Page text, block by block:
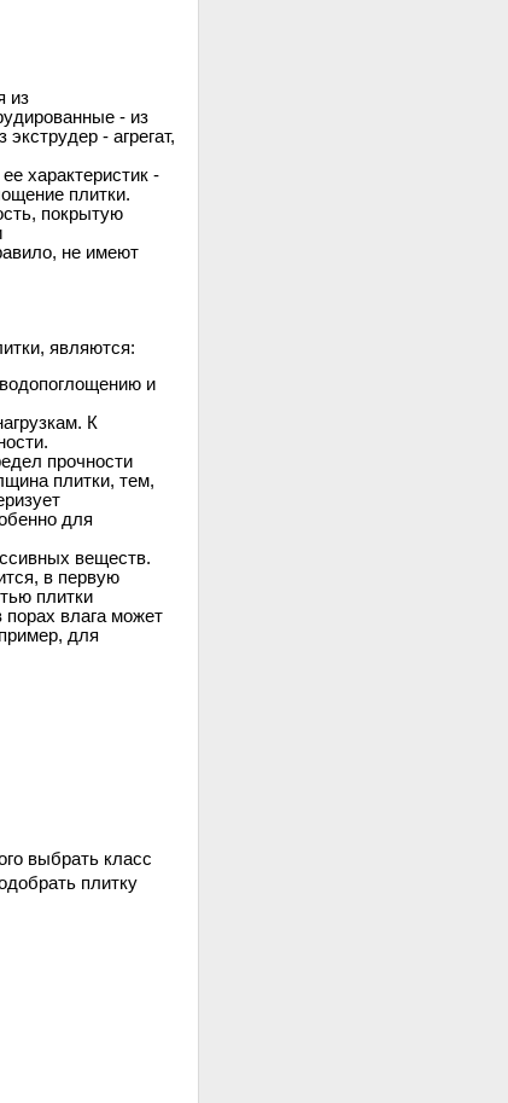
из
- из
- агрегат,
характеристик -
плитки.
покрытую
не имеют
являются:
и
К
прочности
плитки, тем,
для
веществ.
в первую
плитки
влага может
для
выбрать класс
плитку